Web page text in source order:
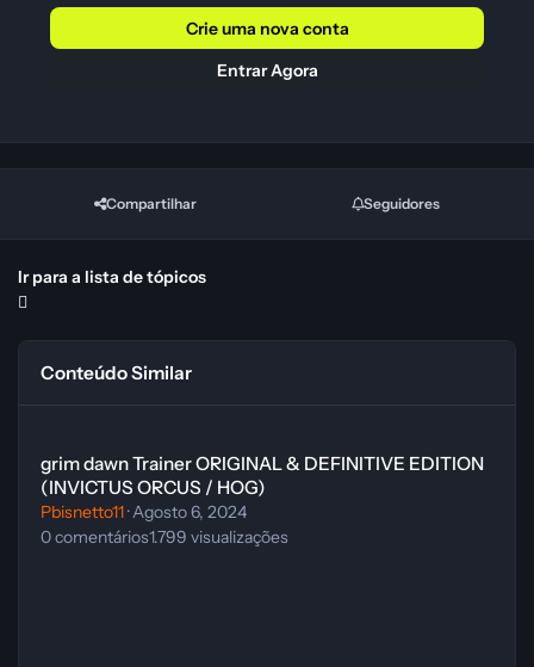
Crie uma nova conta
Entrar Agora
Compartilhar Seguidores
Ir para a lista de tópicos
Conteúdo Similar
grim dawn Trainer ORIGINAL & DEFINITIVE EDITION
(INVICTUS ORCUS / HOG)
Pbisnetto11·Agosto 6, 2024
0comentários1.799 visualizações